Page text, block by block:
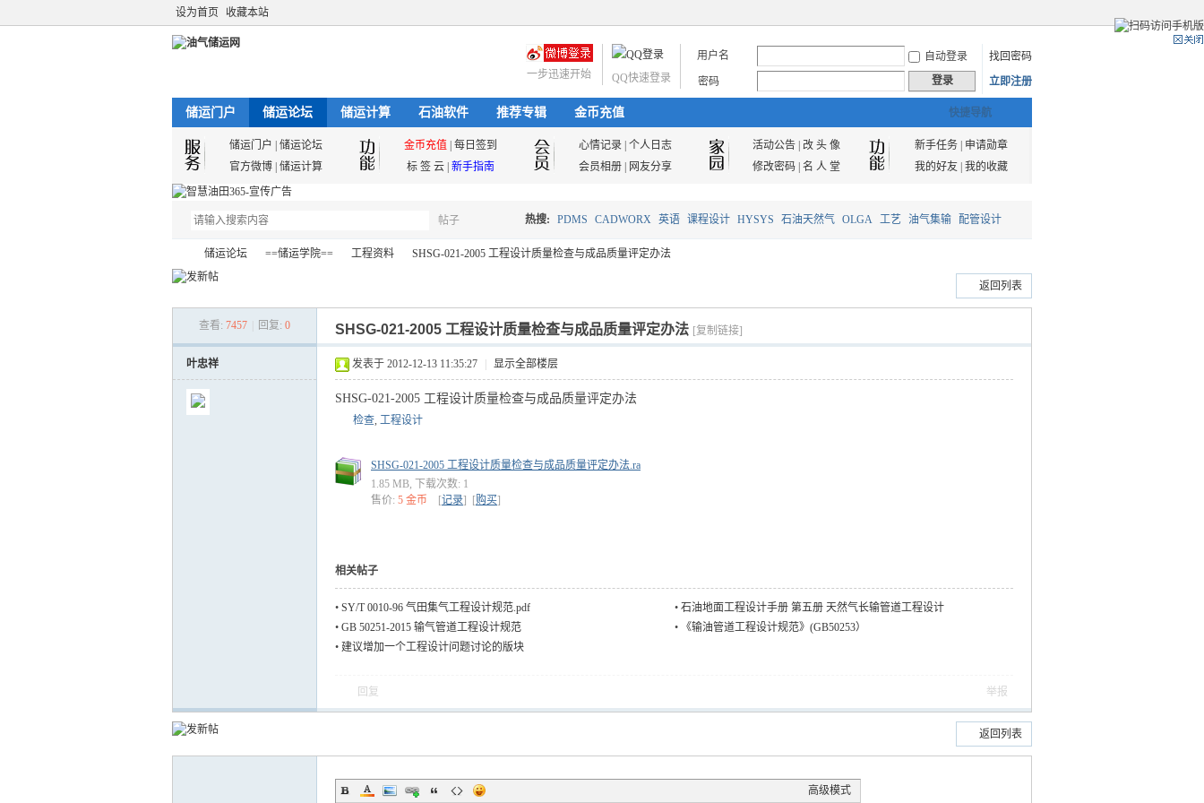
设为首页 收藏本站
用户名 自动登录
找回密码
密码
登录 立即注册
QQ快速登录
一步迅速开始
快捷导航
储运门户 储运论坛 储运计算 石油软件 推荐专辑 金币充值
储运门户 储运论坛 金币充值 每日签到 心情记录 个人日志 活动公告| 改 头 像 新手任务|
申请勋章
官方微博 储运计算 标 签 云 新手指南 会员相册 网友分享 修改密码| 名 人 堂 我的好友| 我的收藏
帖子
搜
索
热搜: PDMS CADWORX 英语 课程设计 HYSYS 石油天然气 OLGA 工艺 油气集输 配管设计
油气储运
储运论坛 ==储运学院==
›
工程资料
›
SHSG-021-2005 工程设计质量检查与成品质量评定办法
返回列表
查看: 7457 回复: 0 SHSG-021-2005 工程设计质量检查与成品质量评定办法 [复制链接]
叶忠祥 发表于 2012-12-13 11:35:27 显示全部楼层
SHSG-021-2005 工程设计质量检查与成品质量评定办法
检查, 工程设计
SHSG-021-2005 工程设计质量检查与成品质量评定办法.rar
1.85 MB, 下载次数: 1
售价: 5 金币 [记录] [购买]
相关帖子
• SY/T 0010-96 气田集气工程设计规范.pdf • 石油地面工程设计手册 第五册 天然气长输管道工程设计
• GB 50251-2015 输气管道工程设计规范 •
《输油管道工程设计规范》(GB50253）
• 建议增加一个工程设计问题讨论的版块
回复 举报
返回列表
高级模式